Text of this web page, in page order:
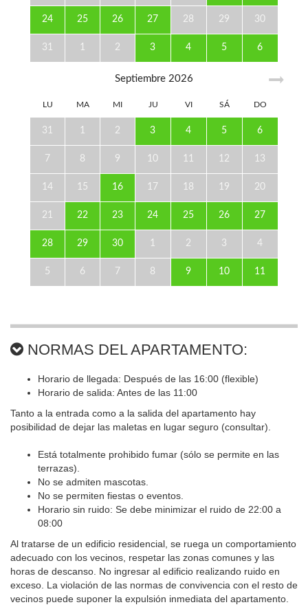
24 25 26 27 28 29 30
31 1 2 3 4 5 6
Septiembre 2026
LU MA MI JU VI SÁ DO
31 1 2 3 4 5 6
7 8 9 10 11 12 13
14 15 16 17 18 19 20
21 22 23 24 25 26 27
28 29 30 1 2 3 4
5 6 7 8 9 10 11
NORMAS DEL APARTAMENTO:
Horario de llegada: Después de las 16:00 (flexible)
Horario de salida: Antes de las 11:00
Tanto a la entrada como a la salida del apartamento hay
posibilidad de dejar las maletas en lugar seguro (consultar).
Está totalmente prohibido fumar (sólo se permite en las
terrazas).
No se admiten mascotas.
No se permiten fiestas o eventos.
Horario sin ruido: Se debe minimizar el ruido de 22:00 a
08:00
Al tratarse de un edificio residencial, se ruega un comportamiento
adecuado con los vecinos, respetar las zonas comunes y las
horas de descanso. No ingresar al edificio realizando ruido en
exceso. La violación de las normas de convivencia con el resto de
vecinos puede suponer la expulsión inmediata del apartamento.